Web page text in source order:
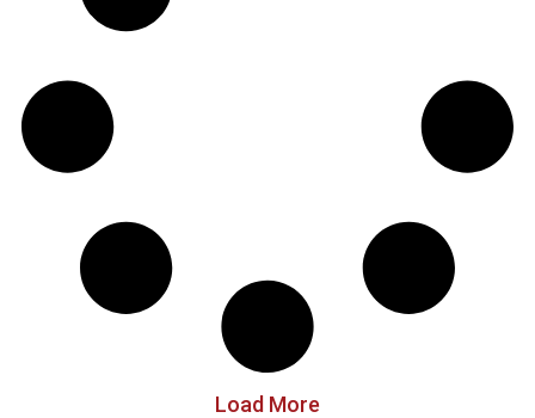
Load More